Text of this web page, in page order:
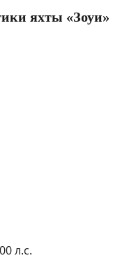
яхты «Зоуи»
л.с.